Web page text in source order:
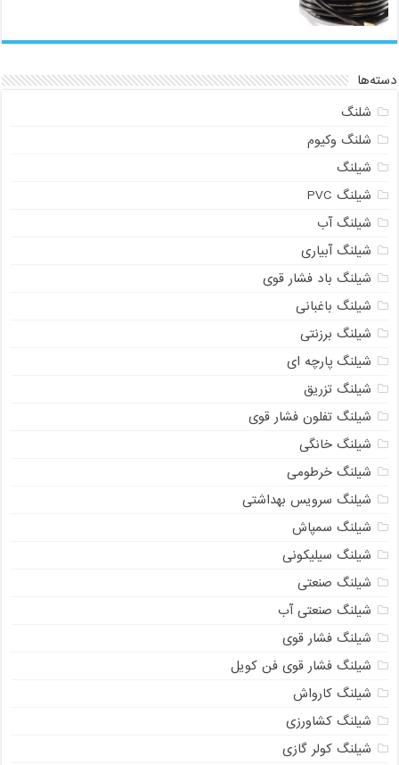
دسته‌ها
شلنگ
شلنگ وکیوم
شیلنگ
شیلنگ PVC
شیلنگ آب
شیلنگ آبیاری
شیلنگ باد فشار قوی
شیلنگ باغبانی
شیلنگ برزنتی
شیلنگ پارچه‌ ای
شیلنگ تزریق
شیلنگ تفلون فشار قوی
شیلنگ خانگی
شیلنگ خرطومی
شیلنگ سرویس بهداشتی
شیلنگ سمپاش
شیلنگ سیلیکونی
شیلنگ صنعتی
شیلنگ صنعتی آب
شیلنگ فشار قوی
شیلنگ فشار قوی فن کویل
شیلنگ کارواش
شیلنگ کشاورزی
شیلنگ کولر گازی